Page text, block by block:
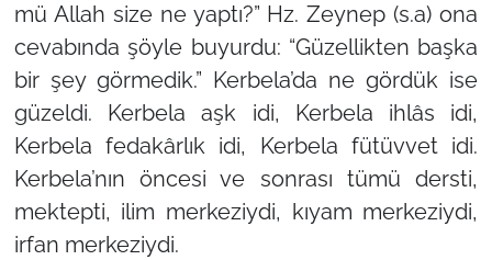
mü Allah size ne yaptı?” Hz. Zeynep (s.a) ona
cevabında şöyle buyurdu: “Güzellikten başka
bir şey görmedik.” Kerbela’da ne gördük ise
güzeldi. Kerbela aşk idi, Kerbela ihlâs idi,
Kerbela fedakârlık idi, Kerbela fütüvvet idi.
Kerbela’nın öncesi ve sonrası tümü dersti,
mektepti, ilim merkeziydi, kıyam merkeziydi,
irfan merkeziydi.